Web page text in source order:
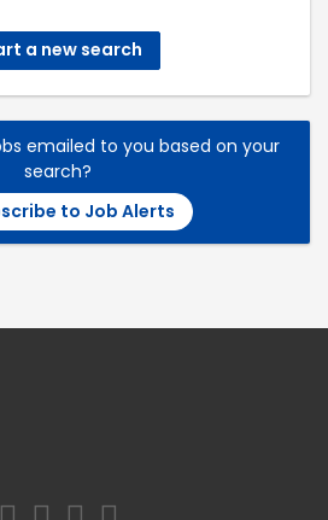
a new search
emailed to you based on your
search?
to Job Alerts